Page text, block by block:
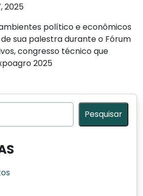
2025
político e econômicos
sua palestra durante o Fórum
congresso técnico que
2025
Pesquisar